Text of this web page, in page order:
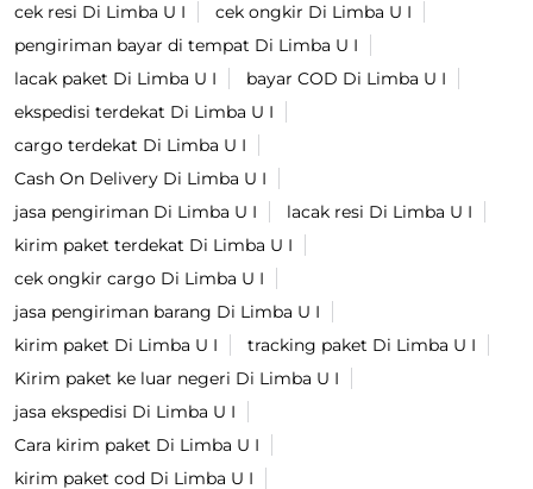
cek resi Di Limba U I
cek ongkir Di Limba U I
pengiriman bayar di tempat Di Limba U I
lacak paket Di Limba U I
bayar COD Di Limba U I
ekspedisi terdekat Di Limba U I
cargo terdekat Di Limba U I
Cash On Delivery Di Limba U I
jasa pengiriman Di Limba U I
lacak resi Di Limba U I
kirim paket terdekat Di Limba U I
cek ongkir cargo Di Limba U I
jasa pengiriman barang Di Limba U I
kirim paket Di Limba U I
tracking paket Di Limba U I
Kirim paket ke luar negeri Di Limba U I
jasa ekspedisi Di Limba U I
Cara kirim paket Di Limba U I
kirim paket cod Di Limba U I